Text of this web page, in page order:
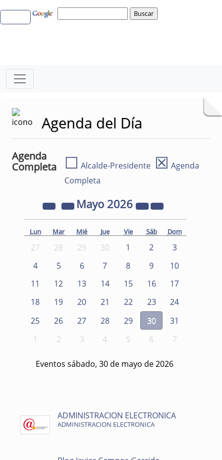
Agenda del Día
Agenda
Completa
☐ Alcalde-Presidente ☒ Agenda
Completa
Mayo 2026
Lun Mar Mié Jue Vie Sáb Dom
27 28 29 30 1 2
3
4
5 6 7 8 9
10
11
12 13 14 15 16
17
18
19 20 21 22 23
24
25
26 27 28 29 30
31
1
2 3 4 5 6 7
Eventos sábado, 30 de mayo de 2026
ADMINISTRACION ELECTRONICA
ADMINISTRACION ELECTRONICA